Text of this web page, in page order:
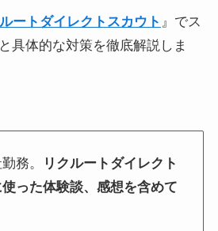
ートダイレクトスカウト 』でス
具体的な対策を徹底解説しま
務。
リクルートダイレクト
った体験談、感想を含めて